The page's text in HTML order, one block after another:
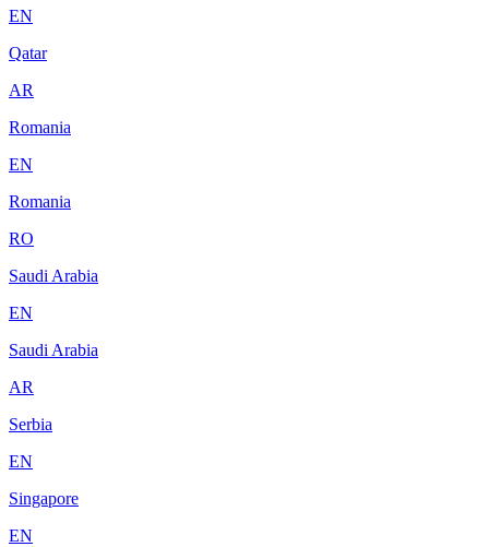
EN
Qatar
AR
Romania
EN
Romania
RO
Saudi Arabia
EN
Saudi Arabia
AR
Serbia
EN
Singapore
EN